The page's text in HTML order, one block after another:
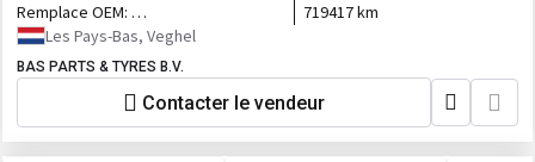
Remplace OEM:
2257165,575963,2307304,575990,2619962,2549746,2608566,3077487
719417 km
Les Pays-Bas, Veghel
BAS PARTS & TYRES B.V.
Contacter le vendeur